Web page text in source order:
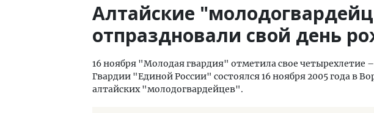
Алтайские
отпраздновали свой день
16 ноября "Молодая гвардия" отметила свое четырехлетие
Гвардии "Единой России" состоялся 16 ноября 2005 года в
алтайских "молодогвардейцев".